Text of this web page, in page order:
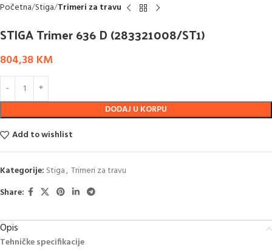
Početna Stiga Trimeri za travu
STIGA Trimer 636 D (283321008/ST1)
804,38 KM
DODAJ U KORPU
Add to wishlist
Kategorije: Stiga, Trimeri za travu
Share:
Opis
Tehničke specifikacije